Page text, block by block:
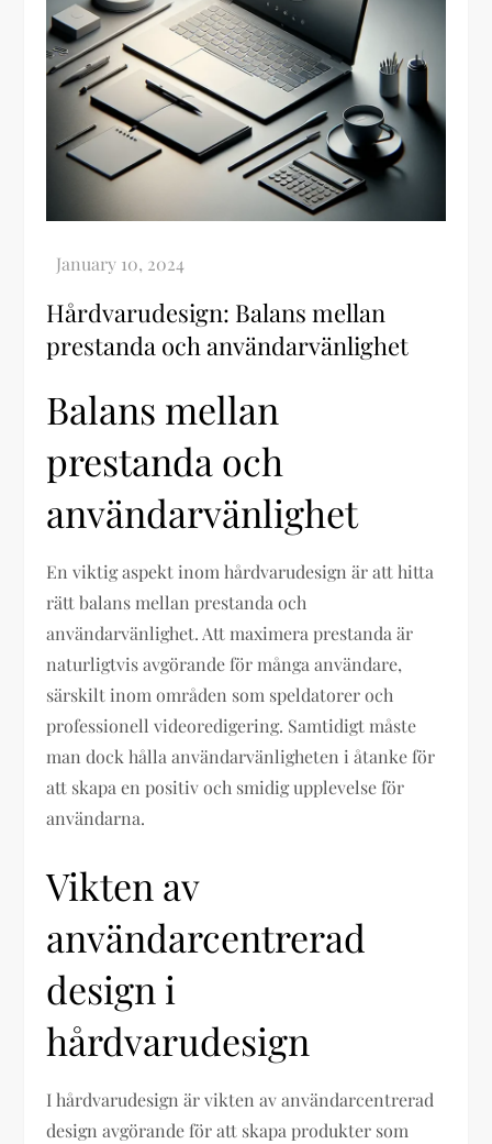
Hårdvarudesign: Balans mellan
prestanda och användarvänlighet
Balans mellan
prestanda och
användarvänlighet
En viktig aspekt inom hårdvarudesign är att hitta
rätt balans mellan prestanda och
användarvänlighet. Att maximera prestanda är
naturligtvis avgörande för många användare,
särskilt inom områden som speldatorer och
professionell videoredigering. Samtidigt måste
man dock hålla användarvänligheten i åtanke för
att skapa en positiv och smidig upplevelse för
användarna.
Vikten av
användarcentrerad
design i
hårdvarudesign
I hårdvarudesign är vikten av användarcentrerad
design avgörande för att skapa produkter som